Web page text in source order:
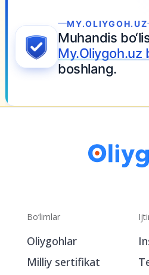
MY.OLIYGOH.UZ
Muhandis
My.Oliygoh.uz
boshlang.
Bo‘limlar
Oliygohlar
Milliy sertifikat